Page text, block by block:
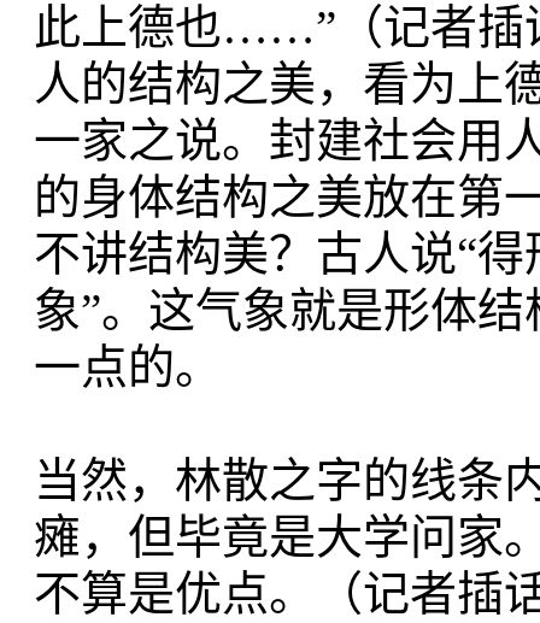
此上德也……”（记者插
人的结构之美，看为上
一家之说。封建社会用
的身体结构之美放在第
不讲结构美？古人说“
象”。这气象就是形体
一点的。
当然，林散之字的线条
瘫，但毕竟是大学问家
不算是优点。（记者插